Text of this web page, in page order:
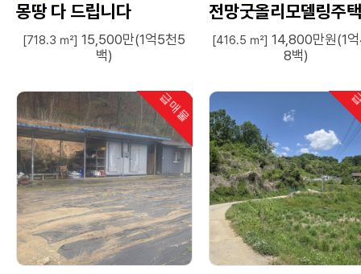
몽땅 다 드립니다
[718.3 ㎡] 15,500만(1억5천5
백)
전망굿올리모델링주택
[416.5 ㎡] 14,800만원(1
8백)
급매물
인기
급 매 물 급 매